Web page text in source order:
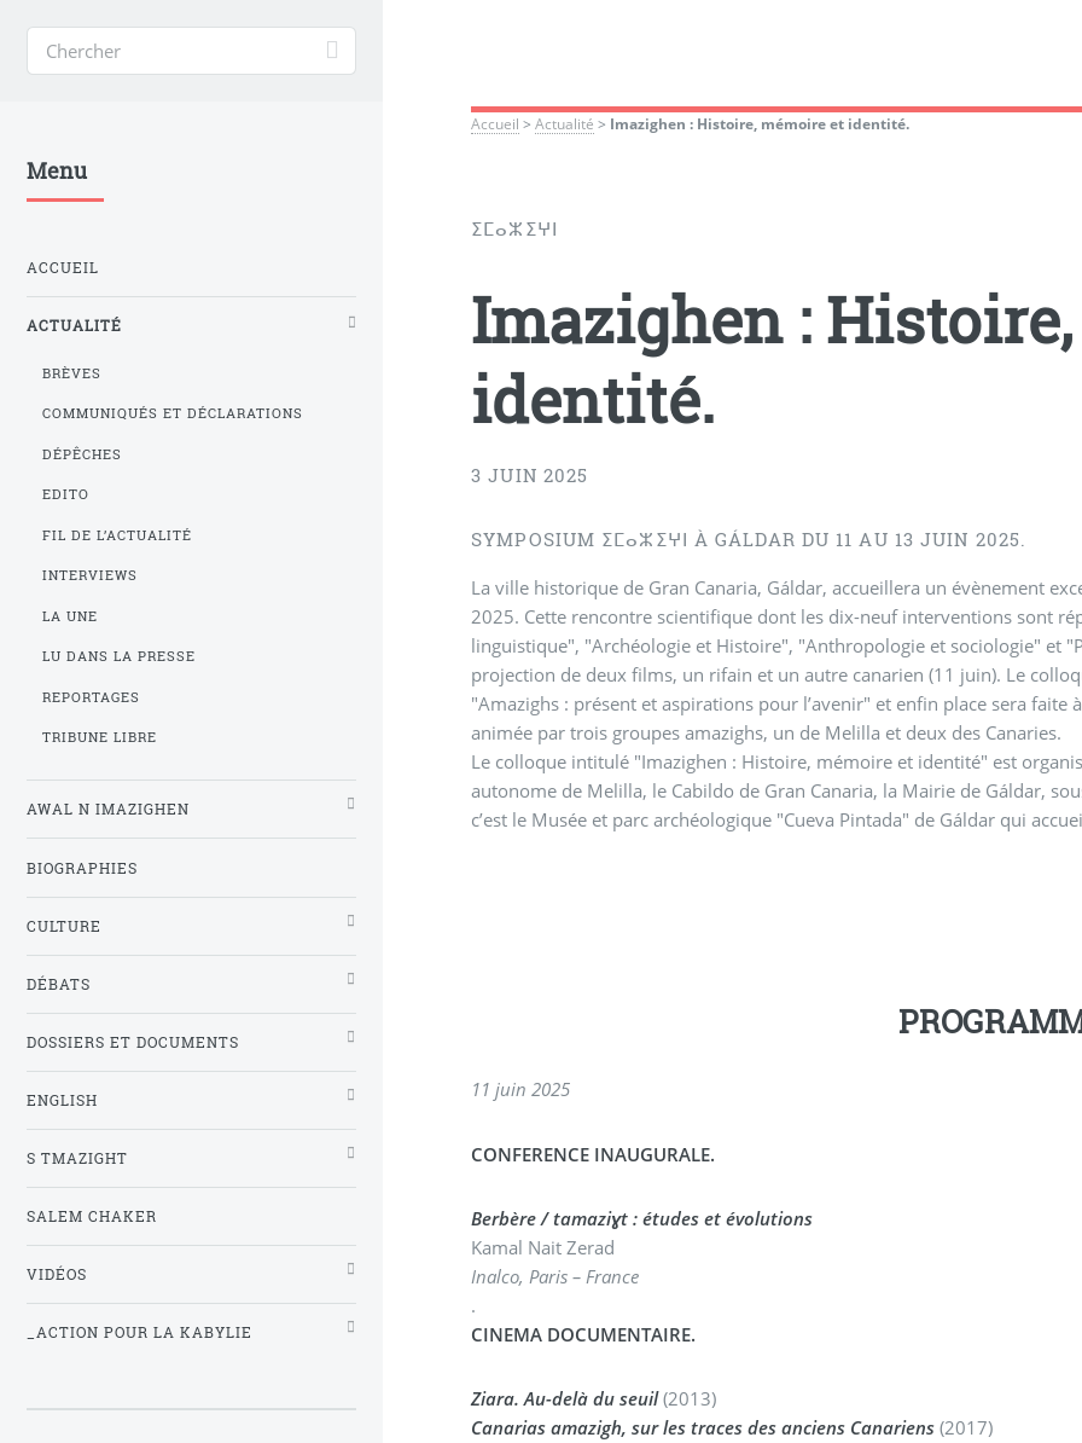
Accueil >Actualité > Imazighen : Histoire, mémoire et identité.
ⵉⵎⴰⵣⵉⵖⵏ
Imazighen :
identité.
3 JUIN 2025
SYMPOSIUM ⵉⵎⴰⵣⵉⵖⵏ À GÁLDAR DU 11 AU 13 JUIN 2025.
La ville historique de Gran Canaria, Gáldar, accueillera un évènement
2025. Cette rencontre scientifique dont les dix-neuf interventions sont
linguistique", "Archéologie et Histoire", "Anthropologie et sociologie" et
projection de deux films, un rifain et un autre canarien (11 juin). Le
"Amazighs : présent et aspirations pour l’avenir" et enfin place sera
animée par trois groupes amazighs, un de Melilla et deux des Canaries.
Le colloque intitulé "Imazighen : Histoire, mémoire et identité" est
autonome de Melilla, le Cabildo de Gran Canaria, la Mairie de Gáldar,
c’est le Musée et parc archéologique "Cueva Pintada" de Gáldar qui
11 juin 2025
CONFERENCE INAUGURALE.
Berbère / tamaziɣt : études et évolutions
Kamal Nait Zerad
Inalco, Paris – France
.
CINEMA DOCUMENTAIRE.
Ziara. Au-delà du seuil (2013)
Canarias amazigh, sur les traces des anciens Canariens(2017)
Menu
ACCUEIL
ACTUALITÉ
BRÈVES
COMMUNIQUÉS ET DÉCLARATIONS
DÉPÊCHES
EDITO
FIL DE L’ACTUALITÉ
INTERVIEWS
LA UNE
LU DANS LA PRESSE
REPORTAGES
TRIBUNE LIBRE
AWAL N IMAZIGHEN
BIOGRAPHIES
CULTURE
DÉBATS
DOSSIERS ET DOCUMENTS
ENGLISH
S TMAZIGHT
SALEM CHAKER
VIDÉOS
_ACTION POUR LA KABYLIE